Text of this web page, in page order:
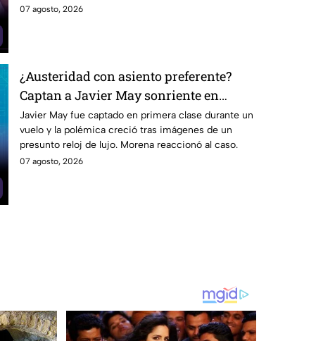
07 agosto, 2026
¿Austeridad con asiento preferente?
Captan a Javier May sonriente en
primera clase y Morena le “jala las
orejas”
Javier May fue captado en primera clase durante un
vuelo y la polémica creció tras imágenes de un
presunto reloj de lujo. Morena reaccionó al caso.
07 agosto, 2026